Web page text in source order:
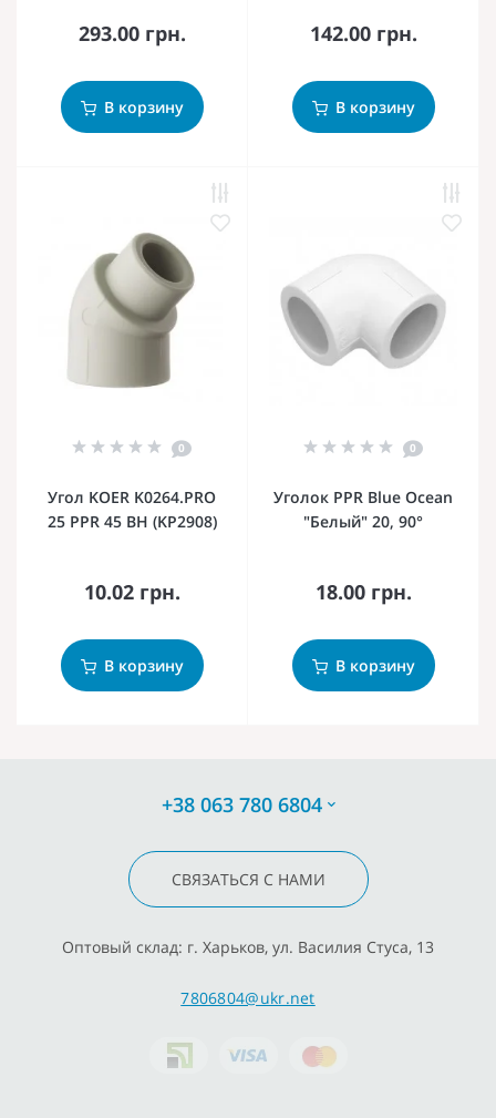
293.00 грн.
В корзину
142.00 грн.
В корзину
0
Угол KOER K0264.PRO
25 PPR 45 ВН (KP2908)
10.02 грн.
В корзину
0
Уголок PPR Blue Ocean
"Белый" 20, 90°
18.00 грн.
В корзину
+38 063 780 6804
СВЯЗАТЬСЯ С НАМИ
Оптовый склад: г. Харьков, ул. Василия Стуса, 13
7806804@ukr.net